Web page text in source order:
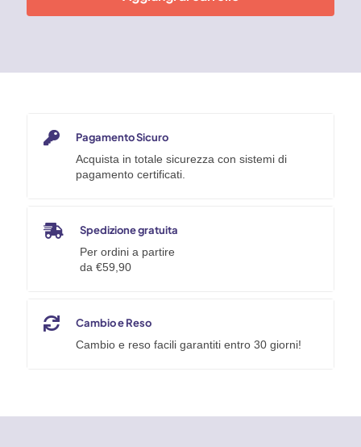
e
Pagamento Sicuro
Acquista in totale sicurezza con sistemi di
pagamento certificati.
Spedizione gratuita
Per ordini a partire
da €59,90
Cambio e Reso
Cambio e reso facili garantiti entro 30 giorni!